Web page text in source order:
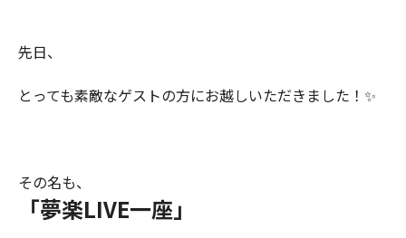
先日、
とっても素敵なゲストの方にお越しいただきました！✨
その名も、
「夢楽LIVE一座」